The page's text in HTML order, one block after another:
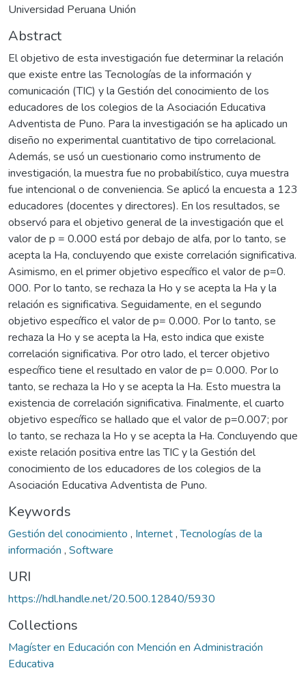
Universidad Peruana Unión
Abstract
El objetivo de esta investigación fue determinar la relación
que existe entre las Tecnologías de la información y
comunicación (TIC) y la Gestión del conocimiento de los
educadores de los colegios de la Asociación Educativa
Adventista de Puno. Para la investigación se ha aplicado un
diseño no experimental cuantitativo de tipo correlacional.
Además, se usó un cuestionario como instrumento de
investigación, la muestra fue no probabilístico, cuya muestra
fue intencional o de conveniencia. Se aplicó la encuesta a 123
educadores (docentes y directores). En los resultados, se
observó para el objetivo general de la investigación que el
valor de p = 0.000 está por debajo de alfa, por lo tanto, se
acepta la Ha, concluyendo que existe correlación significativa.
Asimismo, en el primer objetivo específico el valor de p=0.
000. Por lo tanto, se rechaza la Ho y se acepta la Ha y la
relación es significativa. Seguidamente, en el segundo
objetivo específico el valor de p= 0.000. Por lo tanto, se
rechaza la Ho y se acepta la Ha, esto indica que existe
correlación significativa. Por otro lado, el tercer objetivo
específico tiene el resultado en valor de p= 0.000. Por lo
tanto, se rechaza la Ho y se acepta la Ha. Esto muestra la
existencia de correlación significativa. Finalmente, el cuarto
objetivo específico se hallado que el valor de p=0.007; por
lo tanto, se rechaza la Ho y se acepta la Ha. Concluyendo que
existe relación positiva entre las TIC y la Gestión del
conocimiento de los educadores de los colegios de la
Asociación Educativa Adventista de Puno.
Keywords
Gestión del conocimiento , Internet,Tecnologías de la
información , Software
URI
https://hdl.handle.net/20.500.12840/5930
Collections
Magíster en Educación con Mención en Administración
Educativa